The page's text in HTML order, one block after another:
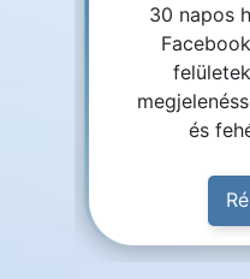
30 napos
és